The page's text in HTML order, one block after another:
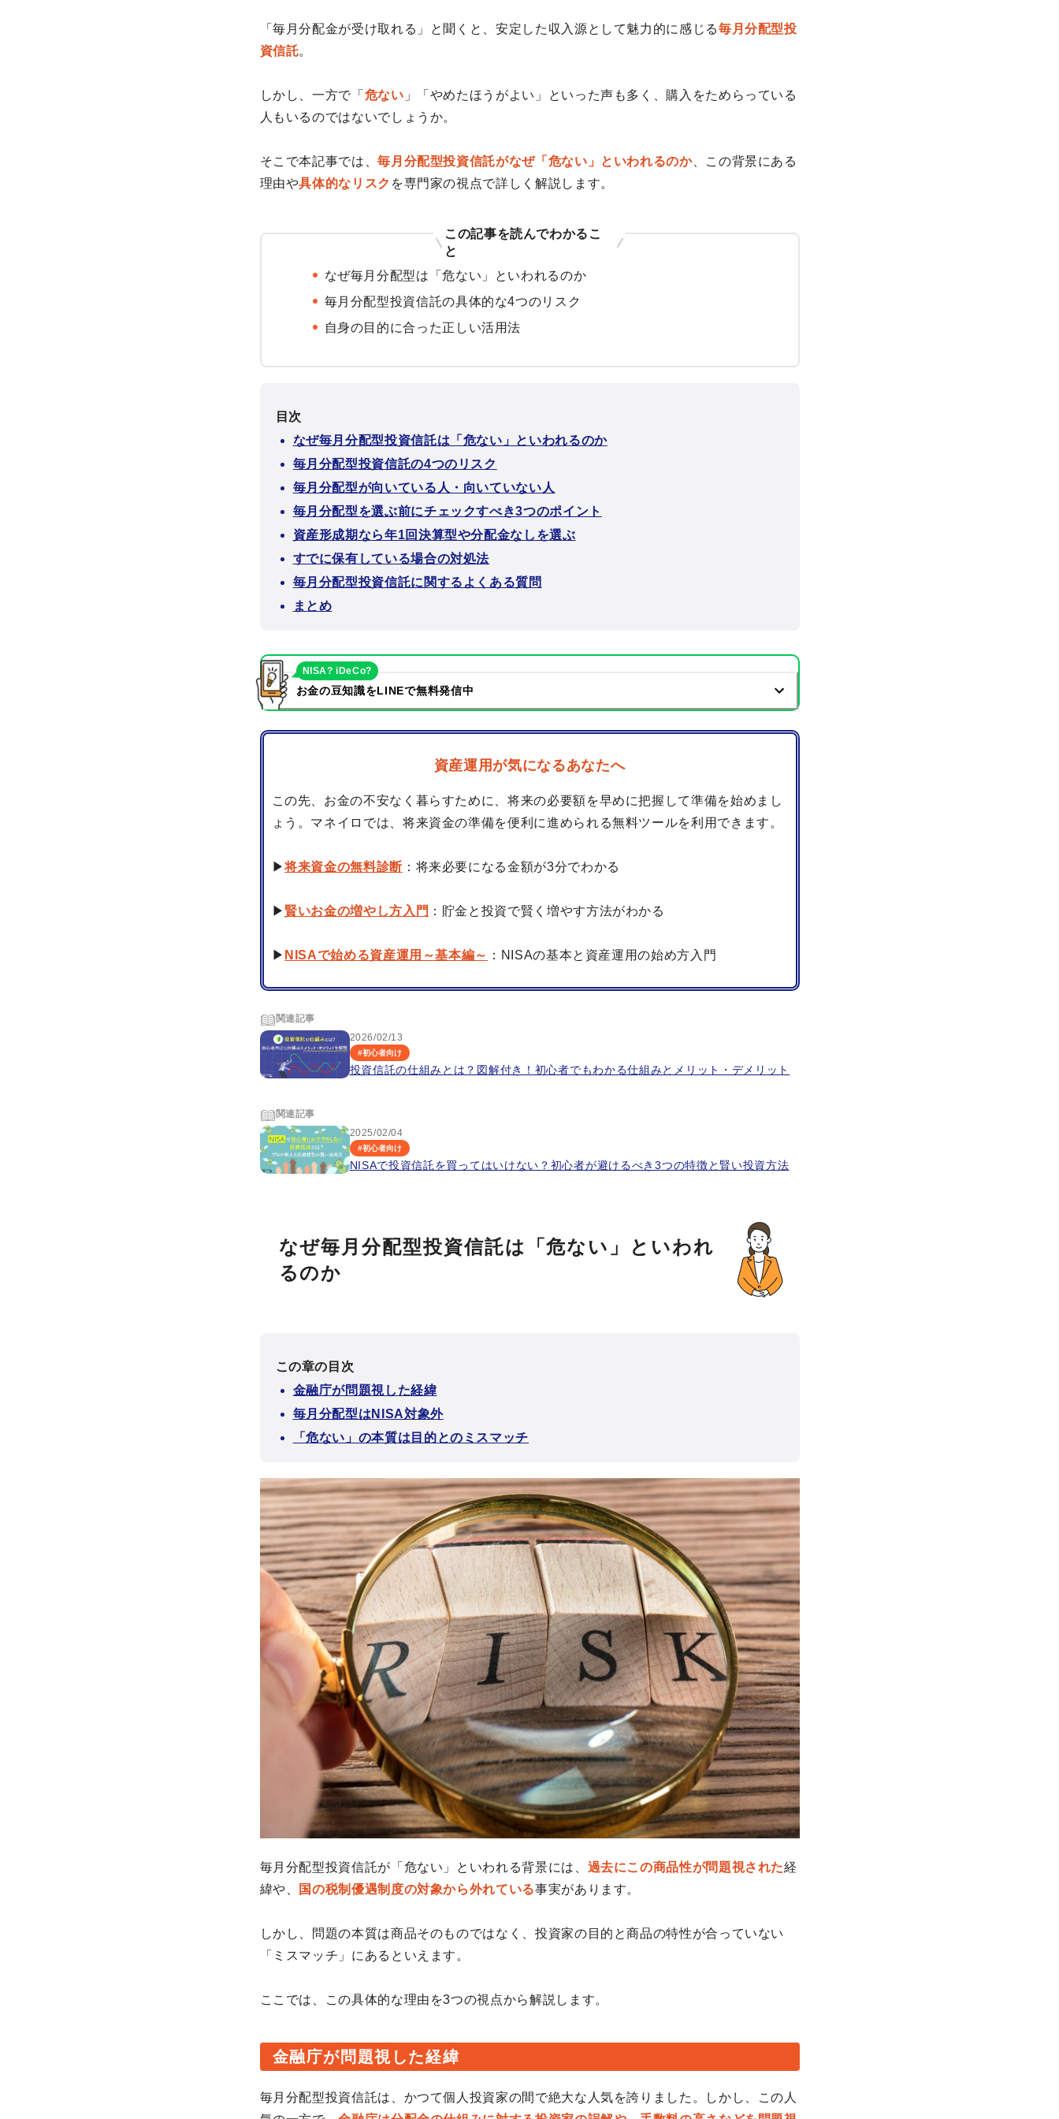
「毎月分配金が受け取れる」と聞くと、安定した収入源として魅力的に感じる毎月分配型投
資信託。
しかし、一方で「 危ない 」「やめたほうがよい」といった声も多く、購入をためらっている
人もいるのではないでしょうか。
そこで本記事では、毎月分配型投資信託がなぜ「危ない」といわれるのか、この背景にある
理由や具体的なリスク を専門家の視点で詳しく解説します。
この記事を読んでわかるこ
と
なぜ毎月分配型は「危ない」といわれるのか
毎月分配型投資信託の具体的な4つのリスク
自身の目的に合った正しい活用法
目次
なぜ毎月分配型投資信託は「危ない」といわれるのか
毎月分配型投資信託の4つのリスク
毎月分配型が向いている人・向いていない人
毎月分配型を選ぶ前にチェックすべき3つのポイント
資産形成期なら年1回決算型や分配金なしを選ぶ
すでに保有している場合の対処法
毎月分配型投資信託に関するよくある質問
まとめ
お金の豆知識をLINEで無料発信中
NISA? iDeCo?
資産運用が気になるあなたへ
この先、お金の不安なく暮らすために、将来の必要額を早めに把握して準備を始めまし
ょう。マネイロでは、将来資金の準備を便利に進められる無料ツールを利用できます。
▶将来資金の無料診断：将来必要になる金額が3分でわかる
▶ 賢いお金の増やし方入門 ：貯金と投資で賢く増やす方法がわかる
▶ NISAで始める資産運用～基本編～ ：NISAの基本と資産運用の始め方入門
関連記事
2026/02/13
#初心者向け
投資信託の仕組みとは？図解付き！初心者でもわかる仕組みとメリット・デメリット
関連記事
2025/02/04
#初心者向け
NISAで投資信託を買ってはいけない？初心者が避けるべき3つの特徴と賢い投資方法
なぜ毎月分配型投資信託は「危ない」といわれ
るのか
この章の目次
金融庁が問題視した経緯
毎月分配型はNISA対象外
「危ない」の本質は目的とのミスマッチ
毎月分配型投資信託が「危ない」といわれる背景には、 過去にこの商品性が問題視された経
緯や、
国の税制優遇制度の対象から外れている事実があります。
しかし、問題の本質は商品そのものではなく、投資家の目的と商品の特性が合っていない
「ミスマッチ」にあるといえます。
ここでは、この具体的な理由を3つの視点から解説します。
金融庁が問題視した経緯
毎月分配型投資信託は、かつて個人投資家の間で絶大な人気を誇りました。しかし、この人